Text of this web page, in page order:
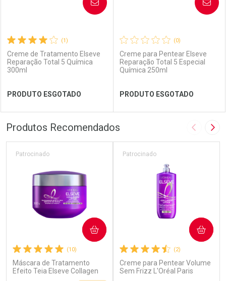
Ver Desconto Convênio Ver Desconto Convênio
(1)
Creme de Tratamento Elseve
Reparação Total 5 Química
300ml
PRODUTO ESGOTADO
AVISE-ME
FECHAR
Laboratório
FECHAR
Por Menos
(0)
Creme para Pentear Elseve
Reparação Total 5 Especial
Química 250ml
PRODUTO ESGOTADO
AVISE-ME
Laboratório
Por Menos
Produtos Recomendados Imagem
(10)
Máscara de Tratamento
Efeito Teia Elseve Collagen
Patrocinado
COMPRAR
(2)
Creme para Pentear Volume
Sem Frizz L'Oréal Paris
Patrocinado
COMPRAR